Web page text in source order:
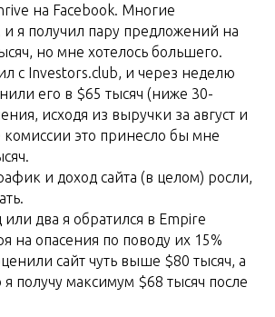
на Facebook. Многие
и я получил пару предложений на
но мне хотелось большего.
с Investors.club, и через неделю
его в $65 тысяч (ниже 30-
исходя из выручки за август и
комиссии это принесло бы мне
и доход сайта (в целом) росли,
два я обратился в Empire
на опасения по поводу их 15%
сайт чуть выше $80 тысяч, а
я получу максимум $68 тысяч после